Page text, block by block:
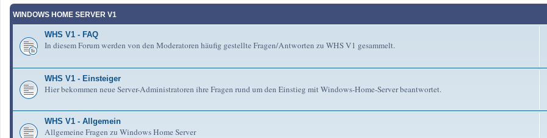
WINDOWS HOME SERVER V1
WHS V1 - FAQ
In diesem Forum werden von den Moderatoren häufig gestellte Fragen/Antworten zu WHS V1 gesammelt.
WHS V1 - Einsteiger
Hier bekommen neue Server-Administratoren ihre Fragen rund um den Einstieg mit Windows-Home-Server beantwortet.
WHS V1 - Allgemein
Allgemeine Fragen zu Windows Home Server